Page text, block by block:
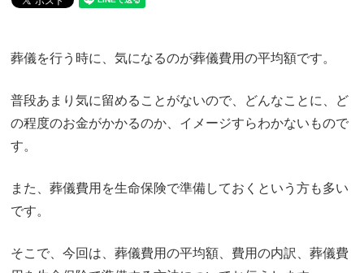
葬儀を行う時に、気になるのが葬儀費用の平均額です。
普段あまり気に留めることがないので、どんなことに、ど
の程度のお金がかかるのか、イメージすらわかないもので
す。
また、葬儀費用を生命保険で準備しておくという方も多い
です。
そこで、今回は、葬儀費用の平均額、費用の内訳、葬儀費